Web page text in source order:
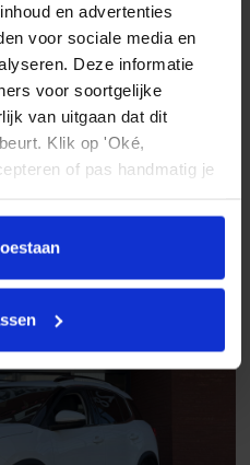
en advertenties
voor sociale media en
Deze informatie
voor soortgelijke
van uitgaan dat dit
Klik op 'Oké,
of pas handmatig je
// NAVI+CARPLAY //
//